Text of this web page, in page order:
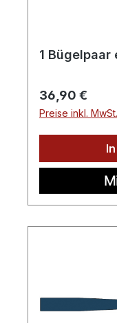
1 Bügelpaar
Regulärer
36,90 €
Preise inkl.